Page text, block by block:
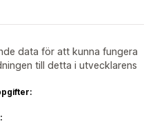
data för att kunna fungera
till detta i utvecklarens